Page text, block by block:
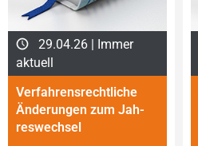
29.04.26 | Immer
aktuell
Verfahrensrechtliche
Änderungen zum Jah­
res­wech­sel